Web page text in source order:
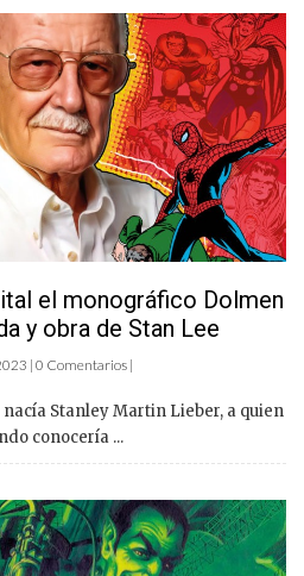
el monográfico Dolmen
y obra de Stan Lee
| 0 Comentarios |
nacía Stanley Martin Lieber, a quien
conocería ...